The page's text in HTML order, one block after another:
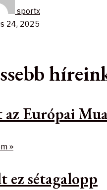
sportx
24, 2025
Európai
»
ez sétagalopp